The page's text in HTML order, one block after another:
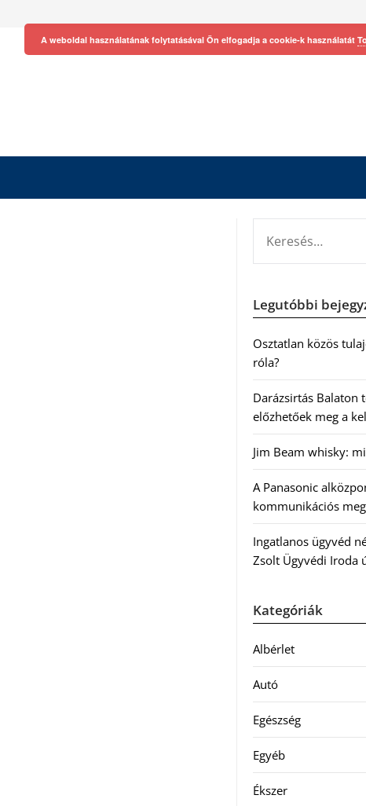
Legutóbbi
Osztatlan közös
róla?
Darázsirtás Balaton
előzhetőek meg a
Jim Beam whisky:
A Panasonic
kommunikációs
Ingatlanos ügyvéd
Zsolt Ügyvédi Iroda
Kategóriák
Albérlet
Autó
Egészség
Egyéb
Ékszer
A weboldal használatának folytatásával Ön elfogadja a cookie-k használatát